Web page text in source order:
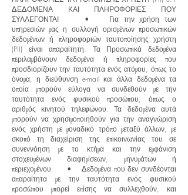
ΔΕΔΟΜΕΝΑ ΚΑΙ ΠΛΗΡΟΦΟΡΙΕΣ ΠΟΥ
ΣΥΛΛΕΓΟΝΤΑΙ • Για την χρήση των
υπηρεσιών μας η συλλογή ορισμένων προσωπικών
δεδομένων ή πληροφοριών ταυτοποίησης χρήστη
(PII) είναι απαραίτητη. Τα Προσωπικά δεδομένα
περιλαμβάνουν δεδομένα ή πληροφορίες που
προσδιορίζουν την ταυτότητα ενός ατόμου, όπως το
όνομα, η διεύθυνση e-mail και άλλα δεδομένα τα
οποία μπορούν εύλογα να συνδεθούν με την
ταυτότητα ενός φυσικού προσώπου, όπως ο
αριθμός κινητού τηλεφώνου. Τα δεδομένα αυτά
μπορούν να χρησιμοποιηθούν για την αναγνώριση
ενός χρήστη με μοναδικό τρόπο μεταξύ άλλων, με
σκοπό τη διαχείριση της επικοινωνίας του σε
συνεννόηση με το κτήμα και την εμφάνιση
στοχευμένων διαφημίσεων, μηνυμάτων ή
περιεχομένου. • Δεδομένα που δεν συνδέονται
απαραίτητα με την ταυτότητα ενός φυσικού
προσώπου μπορεί επίσης να συλλεχθούν, και